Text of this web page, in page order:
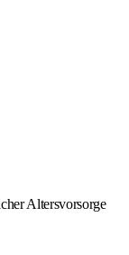
Altersvorsorge